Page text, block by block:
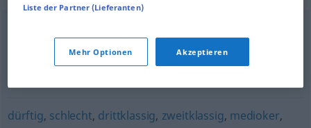
kümmerlich,popelig (ugs.),windig (ugs.)
armselig,lausig (ugs.) grenzwertig (ugs.)
dürftig, schlecht, drittklassig, zweitklassig, medioker,
Liste der Partner (Lieferanten)
Mehr Optionen Akzeptieren